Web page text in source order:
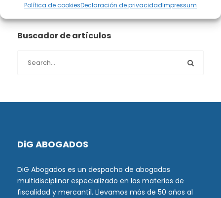
Política de cookiesDeclaración de privacidadImpressum
Buscador de artículos
DiG ABOGADOS
DiG Abogados es un despacho de abogados
multidisciplinar especializado en las materias de
fiscalidad y mercantil. Llevamos más de 50 años al